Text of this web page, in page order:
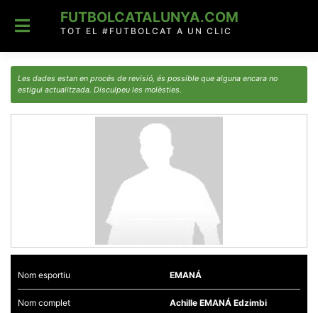
content
FUTBOLCATALUNYA.COM
TOT EL #FUTBOLCAT A UN CLIC
Les dades estan en procés de revisió, és possible que alguna encara no
estigui actualitzada. Disculpeu les molèsties.
Nom esportiu EMANÁ
Nom complet Achille EMANÁ Edzimbi